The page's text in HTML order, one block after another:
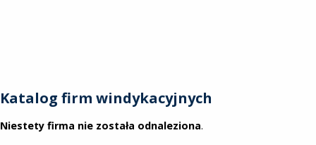
Katalog firm windykacyjnych
Niestety firma nie została odnaleziona.